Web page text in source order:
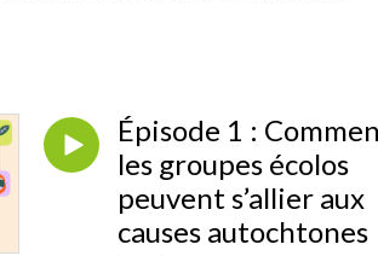
thématique qui leur est chère. Que ce soit
simplicité et humilité. Parce que s’inspirer des
avec le Réseau Demain le Québec de la
un réseau de soutien pour la mobilisation
Épisode 1 :
les groupes écolos
peuvent s’allier aux
causes autochtones